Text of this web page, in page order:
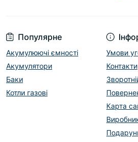
Популярне
Акумулюючі ємності
Акумулятори
Баки
Котли газові
Умови
Контакти
Карта